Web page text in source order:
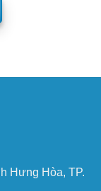
Hưng Hòa, TP.